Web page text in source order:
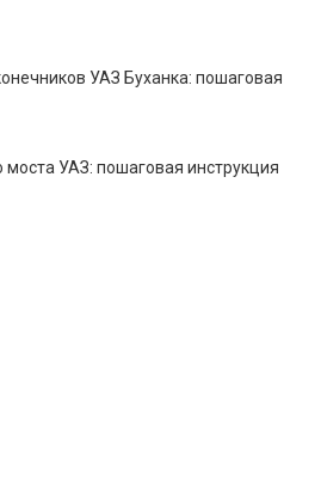
УАЗ Буханка: пошаговая
моста УАЗ: пошаговая инструкция